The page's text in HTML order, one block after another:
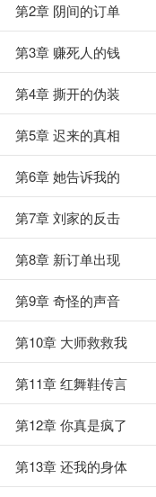
第2章 阴间的订单
第3章 赚死人的钱
第4章 撕开的伪装
第5章 迟来的真相
第6章 她告诉我的
第7章 刘家的反击
第8章 新订单出现
第9章 奇怪的声音
第10章 大师救救我
第11章 红舞鞋传言
第12章 你真是疯了
第13章 还我的身体